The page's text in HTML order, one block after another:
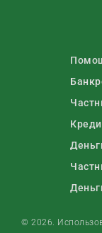
© 2026.